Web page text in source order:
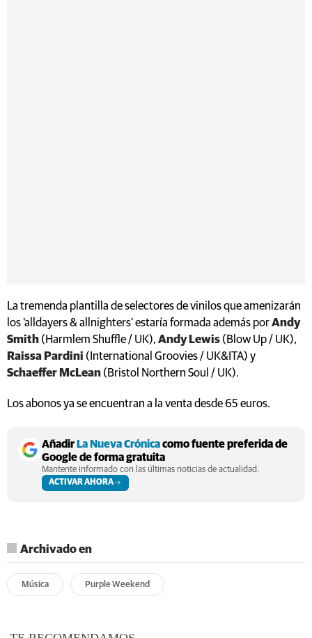
La tremenda plantilla de selectores de vinilos que amenizarán
los 'alldayers & allnighters' estaría formada además porAndy
Smith (Harmlem Shuffle / UK), Andy Lewis (Blow Up / UK),
Raissa Pardini (International Groovies / UK&ITA) y
Schaeffer McLean (Bristol Northern Soul / UK).
Los abonos ya se encuentran a la venta desde 65 euros.
AñadirLa Nueva Crónicacomo fuente preferida de
Google de forma gratuita
Mantente informado con las últimas noticias de actualidad.
ACTIVAR AHORA
Archivado en
Música Purple Weekend